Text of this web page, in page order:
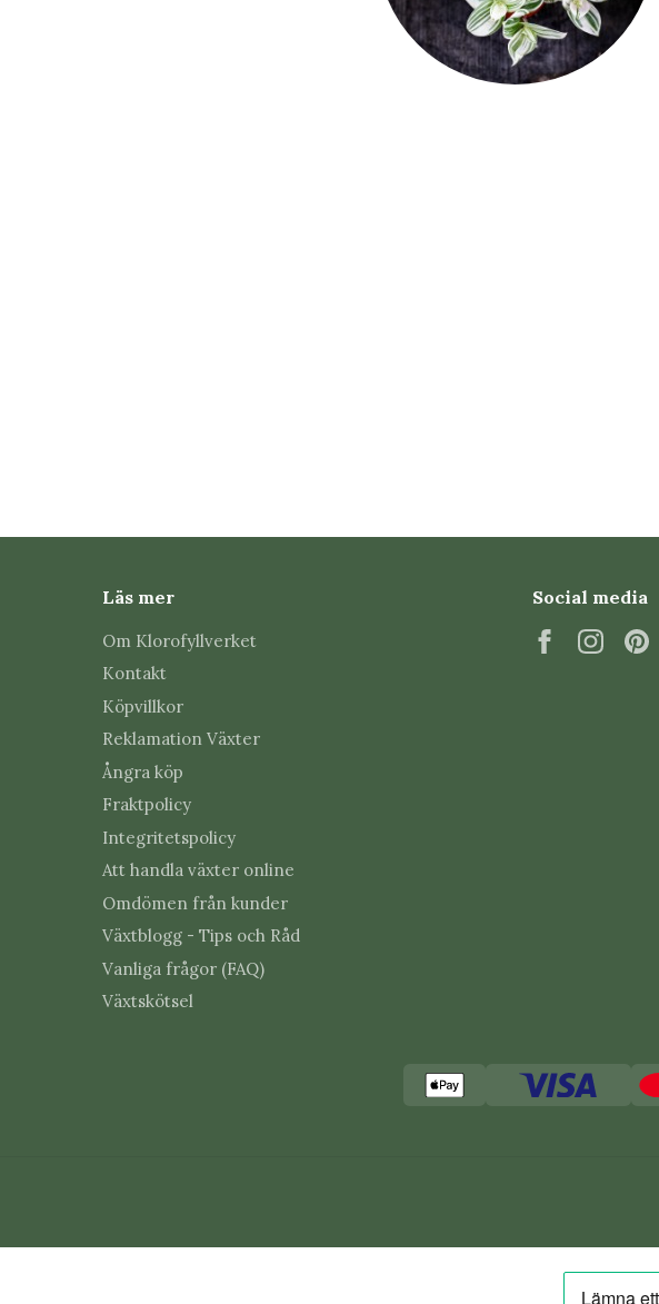
Läs mer
Om Klorofyllverket
Kontakt
Köpvillkor
Reklamation Växter
Ångra köp
Fraktpolicy
Integritetspolicy
Att handla växter online
Omdömen från kunder
Växtblogg - Tips och Råd
Vanliga frågor (FAQ)
Växtskötsel
Social media